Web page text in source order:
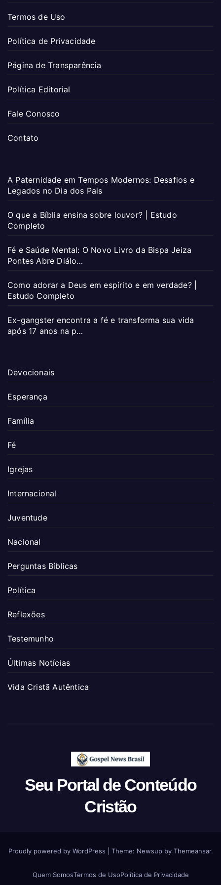
Termos de Uso
Política de Privacidade
Página de Transparência
Política Editorial
Fale Conosco
Contato
A Paternidade em Tempos Modernos: Desafios e
Legados no Dia dos Pais
O que a Bíblia ensina sobre louvor? | Estudo
Completo
Fé e Saúde Mental: O Novo Livro da Bispa Jeiza
Pontes Abre Diálo…
Como adorar a Deus em espírito e em verdade? |
Estudo Completo
Ex-gangster encontra a fé e transforma sua vida
após 17 anos na p…
Devocionais
Esperança
Família
Fé
Igrejas
Internacional
Juventude
Nacional
Perguntas Bíblicas
Política
Reflexões
Testemunho
Últimas Notícias
Vida Cristã Autêntica
Seu Portal de Conteúdo
Cristão
Proudly powered by WordPress Theme: Newsup by Themeansar.
Quem SomosTermos de UsoPolítica de Privacidade